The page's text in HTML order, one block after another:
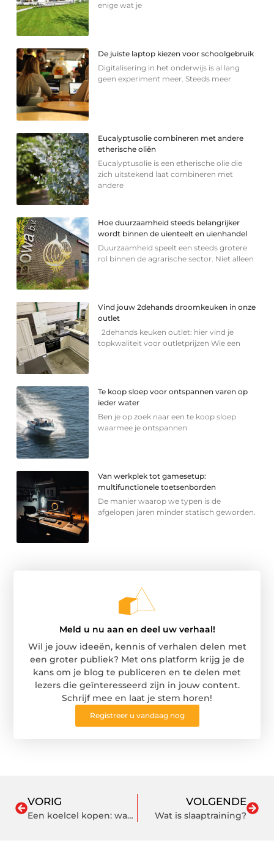
enige wat je
De juiste laptop kiezen voor schoolgebruik
Digitalisering in het onderwijs is al lang
geen experiment meer. Steeds meer
Eucalyptusolie combineren met andere
etherische oliën
Eucalyptusolie is een etherische olie die
zich uitstekend laat combineren met
andere
Hoe duurzaamheid steeds belangrijker
wordt binnen de uienteelt en uienhandel
Duurzaamheid speelt een steeds grotere
rol binnen de agrarische sector. Niet alleen
Vind jouw 2dehands droomkeuken in onze
outlet
2dehands keuken outlet: hier vind je
topkwaliteit voor outletprijzen Wie een
Te koop sloep voor ontspannen varen op
ieder water
Ben je op zoek naar een te koop sloep
waarmee je ontspannen
Van werkplek tot gamesetup:
multifunctionele toetsenborden
De manier waarop we typen is de
afgelopen jaren minder statisch geworden.
Meld u nu aan en deel uw verhaal!
Wil je jouw ideeën, kennis of verhalen delen met
een groter publiek? Met ons platform krijg je de
kans om je blog te publiceren en te delen met
lezers die geïnteresseerd zijn in jouw content.
Schrijf mee en laat je stem horen!
Registreer u vandaag nog
VORIG
Een koelcel kopen: wat je moet weten
VOLGENDE
Wat is slaaptraining?